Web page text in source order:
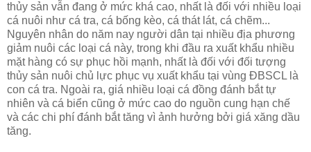
thủy sản vẫn đang ở mức khá cao, nhất là đối với nhiều loại
cá nuôi như cá tra, cá bống kèo, cá thát lát, cá chẽm...
Nguyên nhân do năm nay người dân tại nhiều địa phương
giảm nuôi các loại cá này, trong khi đầu ra xuất khẩu nhiều
mặt hàng có sự phục hồi mạnh, nhất là đối với đối tượng
thủy sản nuôi chủ lực phục vụ xuất khẩu tại vùng ÐBSCL là
con cá tra. Ngoài ra, giá nhiều loại cá đồng đánh bắt tự
nhiên và cá biển cũng ở mức cao do nguồn cung hạn chế
và các chi phí đánh bắt tăng vì ảnh hưởng bởi giá xăng dầu
tăng.